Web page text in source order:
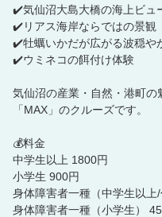
✔️気仙沼大島大橋の海上ビュ
✔️リアス海岸ならではの景観
✔️牡蠣いかだが広がる波穏や
✔️ウミネコの餌付け体験
気仙沼の産業・自然・港町
「MAX」のクルーズです。
💰料金
中学生以上 1800円
小学生 900円
身体障害者一種（中学生以上
身体障害者一種（小学生）